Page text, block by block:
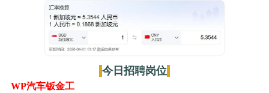
今日招聘岗位
WP汽车钣金工